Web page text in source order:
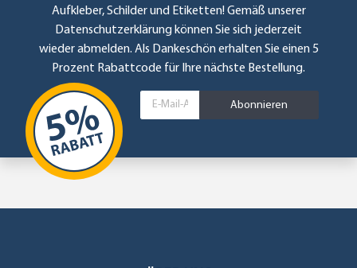
Aufkleber, Schilder und Etiketten! Gemäß unserer
Datenschutzerklärungkönnen Sie sich jederzeit
wieder abmelden. Als Dankeschön erhalten Sie einen 5
Prozent Rabattcode für Ihre nächste Bestellung.
Abonnieren